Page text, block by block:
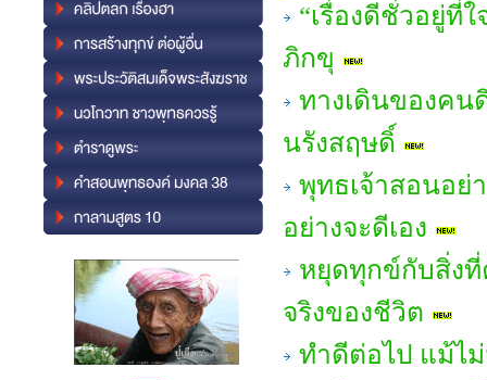
“เรื่องดีชั่วอยู่ที่
ภิกขุ
ทางเดินของค
นรังสฤษดิ์
พุทธเจ้าสอนอย่
อย่างจะดีเอง
หยุดทุกข์กับสิ่งที่
จริงของชีวิต
ทำดีต่อไป แม้ไ